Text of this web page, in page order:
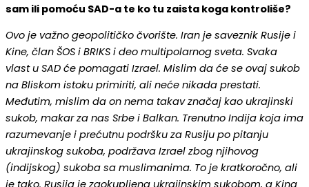
sam ili pomoću SAD-a te ko tu zaista koga kontroliše?
Ovo je važno geopolitičko čvorište. Iran je saveznik Rusije i
Kine, član ŠOS i BRIKS i deo multipolarnog sveta. Svaka
vlast u SAD će pomagati Izrael. Mislim da će se ovaj sukob
na Bliskom istoku primiriti, ali neće nikada prestati.
Međutim, mislim da on nema takav značaj kao ukrajinski
sukob, makar za nas Srbe i Balkan. Trenutno Indija koja ima
razumevanje i prećutnu podršku za Rusiju po pitanju
ukrajinskog sukoba, podržava Izrael zbog njihovog
(indijskog) sukoba sa muslimanima. To je kratkoročno, ali